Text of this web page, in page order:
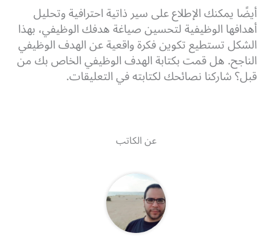
أيضًا يمكنك الإطلاع على سير ذاتية احترافية وتحليل
أهدافها الوظيفية لتحسين صياغة هدفك الوظيفي، بهذا
الشكل تستطيع تكوين فكرة واقعية عن الهدف الوظيفي
الناجح. هل قمت بكتابة الهدف الوظيفي الخاص بك من
قبل؟ شاركنا نصائحك لكتابته في التعليقات.
عن الكاتب